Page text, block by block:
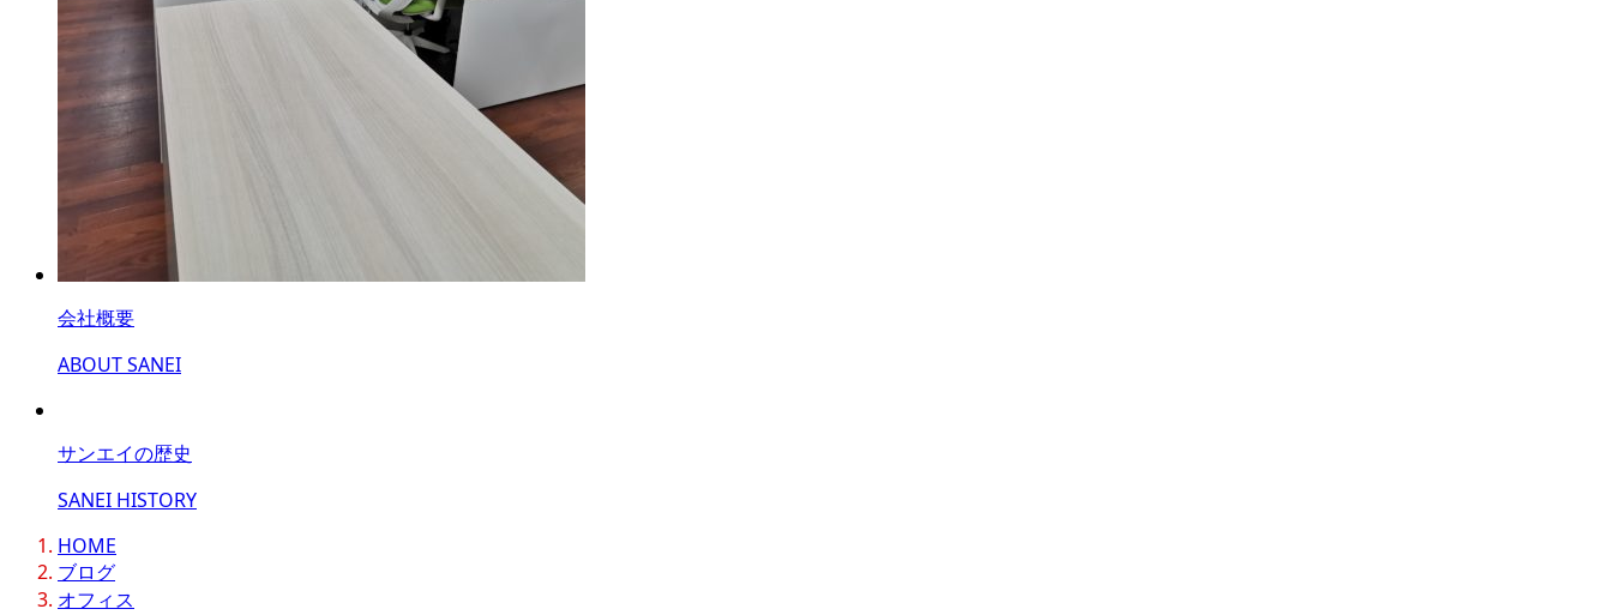
会社概要
ABOUT SANEI
サンエイの歴史
SANEI HISTORY
HOME
ブログ
オフィス